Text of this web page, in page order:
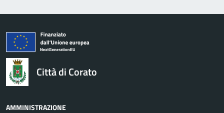
logo Unione Europea
Città di Corato
AMMINISTRAZIONE